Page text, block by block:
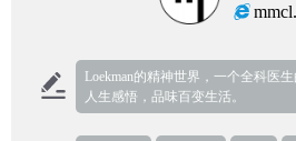
Loekman的精神世界，一个全科医
人生感悟，品味百变生活。